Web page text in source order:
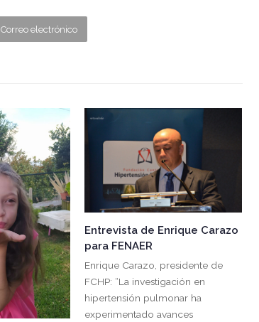
Correo electrónico
Entrevista de Enrique Carazo
para FENAER
Enrique Carazo, presidente de
FCHP: “La investigación en
hipertensión pulmonar ha
experimentado avances